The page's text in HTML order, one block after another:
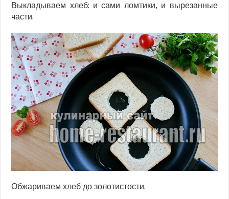
Выкладываем хлеб: и сами ломтики, и вырезанные
части.
Обжариваем хлеб до золотистости.